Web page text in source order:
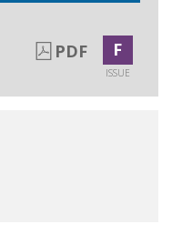
PDF F
ISSUE